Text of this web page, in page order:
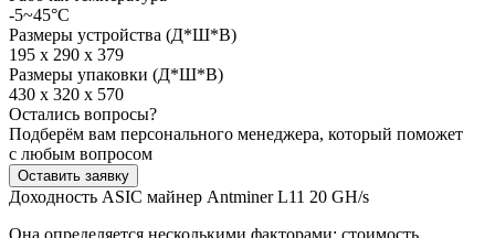
-5~45°C
Размеры устройства (Д*Ш*В)
195 x 290 x 379
Размеры упаковки (Д*Ш*В)
430 x 320 x 570
Остались вопросы?
Подберём вам персонального менеджера, который поможет
с любым вопросом
Оставить заявку
Доходность ASIC майнер Antminer L11 20 GH/s
Она определяется несколькими факторами: стоимость